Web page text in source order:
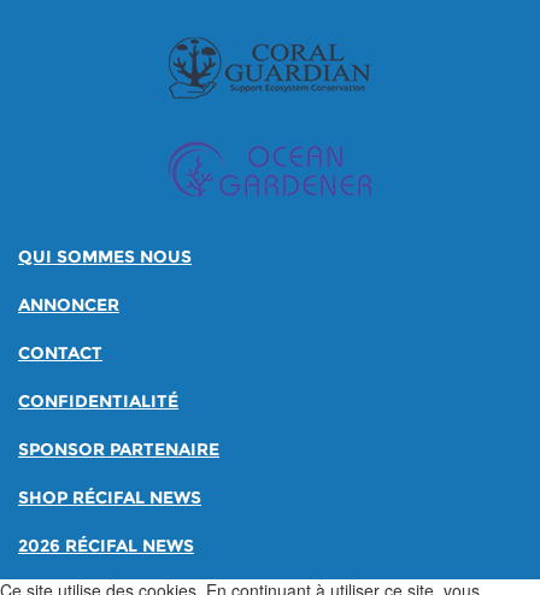
QUI SOMMES NOUS
ANNONCER
CONTACT
CONFIDENTIALITÉ
SPONSOR PARTENAIRE
SHOP RÉCIFAL NEWS
2026 RÉCIFAL NEWS